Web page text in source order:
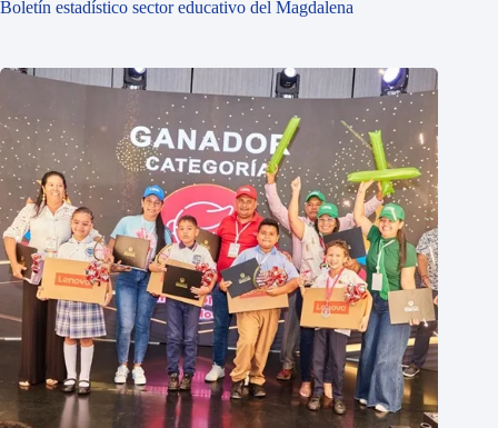
Boletín estadístico sector educativo del Magdalena